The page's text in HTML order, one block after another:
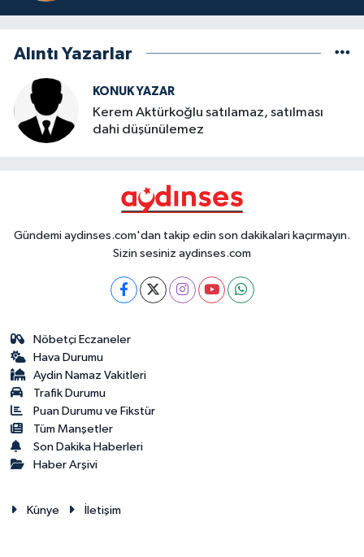
Alıntı Yazarlar
KONUK YAZAR
Kerem Aktürkoğlu satılamaz, satılması
dahi düşünülemez
Gündemi aydinses.com'dan takip edin son dakikalari kaçırmayın.
Sizin sesiniz aydinses.com
Nöbetçi Eczaneler
Hava Durumu
Aydin Namaz Vakitleri
Trafik Durumu
Puan Durumu ve Fikstür
Tüm Manşetler
Son Dakika Haberleri
Haber Arşivi
Künye İletişim